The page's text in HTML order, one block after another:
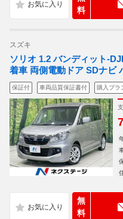
料
スズキ
ソリオ 1.2 バンディット-
着車 両側電動ドア SDナビ
保証付 車両品質保証書付 購入プラ
無
料